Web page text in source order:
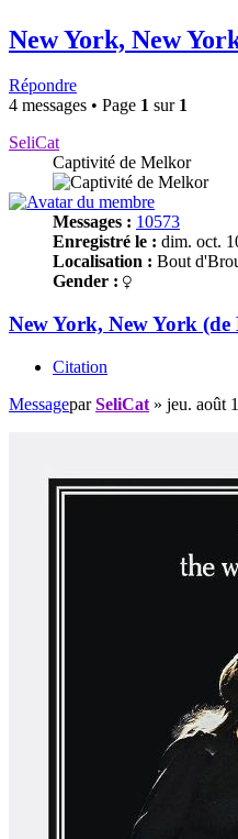
New York, New
Répondre
4 messages • Page 1 sur 1
SeliCat
Captivité de Melkor
Messages : 10573
Enregistré le : dim. oct.
Localisation : Bout
Gender :
New York, New York (de
Citation
MessageparSeliCat » jeu. août